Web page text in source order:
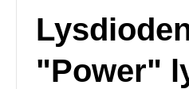
"Power"